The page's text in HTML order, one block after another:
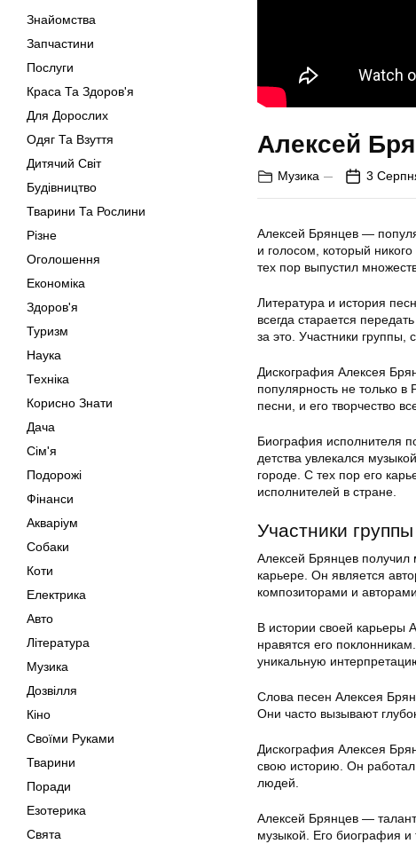
Знайомства
Запчастини
Послуги
Краса Та Здоров'я
Для Дорослих
Одяг Та Взуття
Дитячий Світ
Будівництво
Тварини Та Рослини
Різне
Оголошення
Економіка
Здоров'я
Туризм
Наука
Техніка
Корисно Знати
Дача
Сім'я
Подорожі
Фінанси
Акваріум
Собаки
Коти
Електрика
Авто
Література
Музика
Дозвілля
Кіно
Своїми Руками
Тварини
Поради
Езотерика
Свята
Алексей
Музика 3
Алексей Брянцев —
и голосом, который
тех пор выпустил
Литература и история
всегда старается
за это. Участники группы,
Дискография Алексея
популярность не только
песни, и его творчество
Биография исполнителя
детства увлекался
городе. С тех пор его
исполнителей в стране.
Участники группы
Алексей Брянцев
карьере. Он является
композиторами и
В истории своей карьеры
нравятся его
уникальную
Слова песен Алексея
Они часто вызывают
Дискография Алексея
свою историю. Он работал
людей.
Алексей Брянцев —
музыкой. Его биография и